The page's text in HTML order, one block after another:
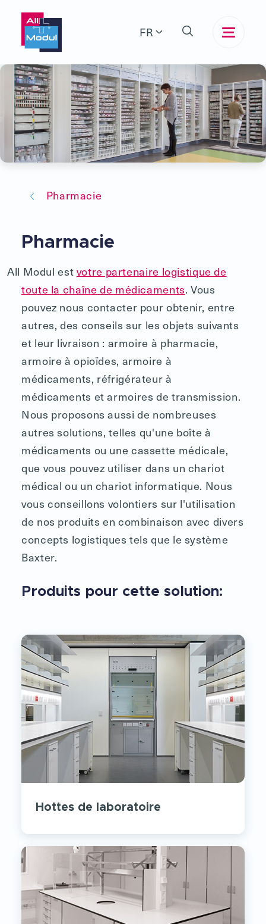
FR
Pharmacie
Pharmacie
All Modul est votre partenaire logistique de
toute la chaîne de médicaments. Vous
pouvez nous contacter pour obtenir, entre
autres, des conseils sur les objets suivants
et leur livraison : armoire à pharmacie,
armoire à opioïdes, armoire à
médicaments, réfrigérateur à
médicaments et armoires de transmission.
Nous proposons aussi de nombreuses
autres solutions, telles qu'une boîte à
médicaments ou une cassette médicale,
que vous pouvez utiliser dans un chariot
médical ou un chariot informatique. Nous
vous conseillons volontiers sur l'utilisation
de nos produits en combinaison avec divers
concepts logistiques tels que le système
Baxter.
Produits pour cette solution:
Hottes de laboratoire